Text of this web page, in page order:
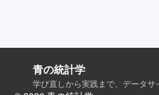
青の統計学
学び直しから実践まで、データサ